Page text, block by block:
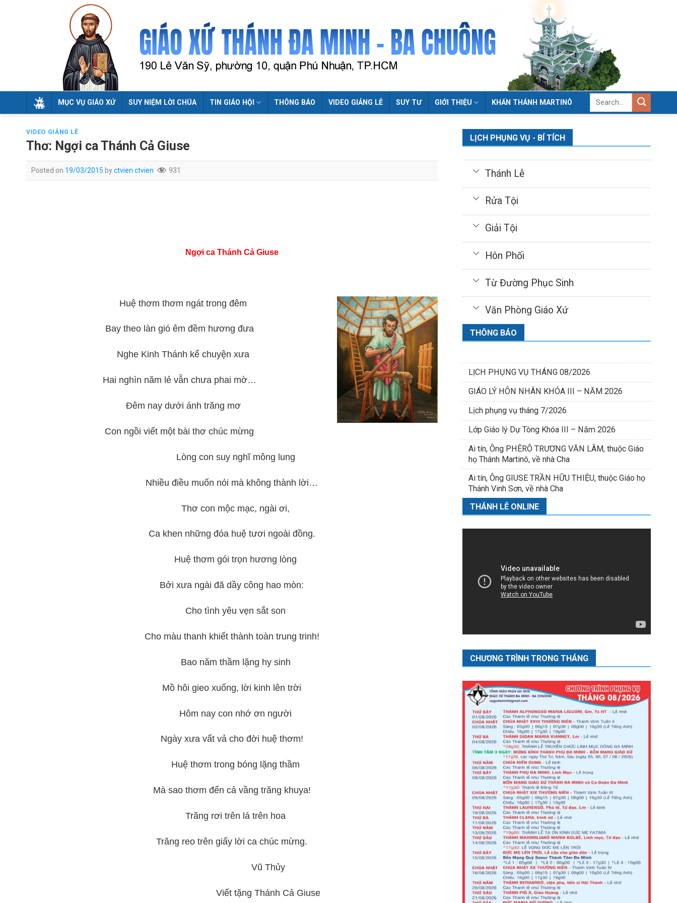
MỤC VỤ GIÁO XỨ SUY NIỆM LỜI CHÚA TIN GIÁO HỘI THÔNG BÁO VIDEO GIẢNG LỄ SUY TƯ GIỚI THIỆU KHẤN THÁNH MARTINÔ
VIDEO GIẢNG LỄ
Thơ: Ngợi ca Thánh Cả Giuse
Posted on 19/03/2015 byctvien ctvien 931
Ngợi ca Thánh Cả Giuse
Huệ thơm thơm ngát trong đêm
Bay theo làn gió êm đềm hương đưa
Nghe Kinh Thánh kể chuyện xưa
Hai nghìn năm lẻ vẫn chưa phai mờ…
Đêm nay dưới ánh trăng mơ
Con ngồi viết một bài thơ chúc mừng
Lòng con suy nghĩ mông lung
Nhiều điều muốn nói mà không thành lời…
Thơ con mộc mạc, ngài ơi,
Ca khen những đóa huệ tươi ngoài đồng.
Huệ thơm gói trọn hương lòng
Bởi xưa ngài đã dầy công hao mòn:
Cho tình yêu vẹn sắt son
Cho màu thanh khiết thành toàn trung trinh!
Bao năm thầm lặng hy sinh
Mồ hôi gieo xuống, lời kinh lên trời
Hôm nay con nhớ ơn người
Ngày xưa vất vả cho đời huệ thơm!
Huệ thơm trong bóng lặng thầm
Mà sao thơm đến cả vầng trăng khuya!
Trăng rơi trên lá trên hoa
Trăng reo trên giấy lời ca chúc mừng.
Vũ Thủy
Viết tặng Thánh Cả Giuse
LỊCH PHỤNG VỤ - BÍ TÍCH
Thánh Lễ
Rửa Tội
Giải Tội
Hôn Phối
Từ Đường Phục Sinh
Văn Phòng Giáo Xứ
THÔNG BÁO
LỊCH PHỤNG VỤ THÁNG 08/2026
GIÁO LÝ HÔN NHÂN KHÓA III – NĂM 2026
Lịch phụng vụ tháng 7/2026
Lớp Giáo lý Dự Tòng Khóa III – Năm 2026
Ai tín, Ông PHÊRÔ TRƯƠNG VĂN LÂM, thuộc Giáo
họ Thánh Martinô, về nhà Cha
Ai tín, Ông GIUSE TRẦN HỮU THIỆU, thuộc Giáo họ
Thánh Vinh Sơn, về nhà Cha
THÁNH LỄ ONLINE
CHƯƠNG TRÌNH TRONG THÁNG